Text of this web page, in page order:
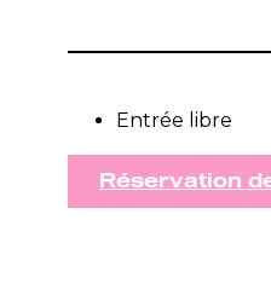
Entrée libre
Réservation